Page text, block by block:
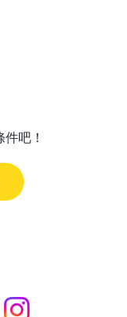
吧！